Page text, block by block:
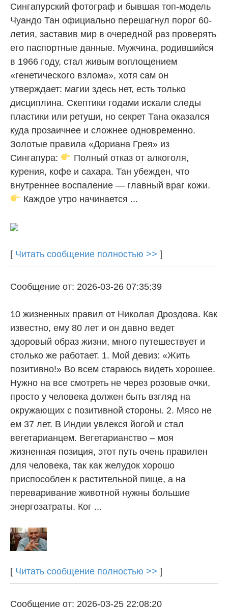
Сингапурский фотограф и бывшая топ-модель
Чуандо Тан официально перешагнул порог 60-
летия, заставив мир в очередной раз проверять
его паспортные данные. Мужчина, родившийся
в 1966 году, стал живым воплощением
«генетического взлома», хотя сам он
утверждает: магии здесь нет, есть только
дисциплина. Скептики годами искали следы
пластики или ретуши, но секрет Тана оказался
куда прозаичнее и сложнее одновременно.
Золотые правила «Дориана Грея» из
Сингапура:
Полный отказ от алкоголя,
курения, кофе и сахара. Тан убежден, что
внутреннее воспаление — главный враг кожи.
Каждое утро начинается ...
[ Читать сообщение полностью >> ]
Сообщение от: 2026-03-26 07:35:39
10 жизненных правил от Николая Дроздова. Как
известно, ему 80 лет и он давно ведет
здоровый образ жизни, много путешествует и
столько же работает. 1. Мой девиз: «Жить
позитивно!» Во всем стараюсь видеть хорошее.
Нужно на все смотреть не через розовые очки,
просто у человека должен быть взгляд на
окружающих с позитивной стороны. 2. Мясо не
ем 37 лет. В Индии увлекся йогой и стал
вегетарианцем. Вегетарианство – моя
жизненная позиция, этот путь очень правилен
для человека, так как желудок хорошо
приспособлен к растительной пище, а на
переваривание животной нужны большие
энергозатраты. Ког ...
[ Читать сообщение полностью >> ]
Сообщение от: 2026-03-25 22:08:20